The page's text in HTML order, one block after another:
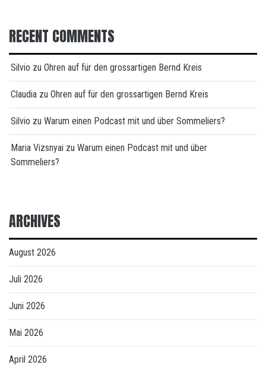
RECENT COMMENTS
Silvio zu Ohren auf für den grossartigen Bernd Kreis
Claudia zu Ohren auf für den grossartigen Bernd Kreis
Silvio zu Warum einen Podcast mit und über Sommeliers?
Maria Vizsnyai zu Warum einen Podcast mit und über
Sommeliers?
ARCHIVES
August 2026
Juli 2026
Juni 2026
Mai 2026
April 2026